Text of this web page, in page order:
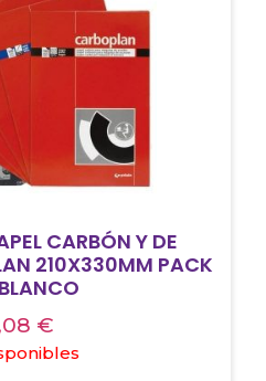
CARBÓN Y DE
210X330MM PACK
€